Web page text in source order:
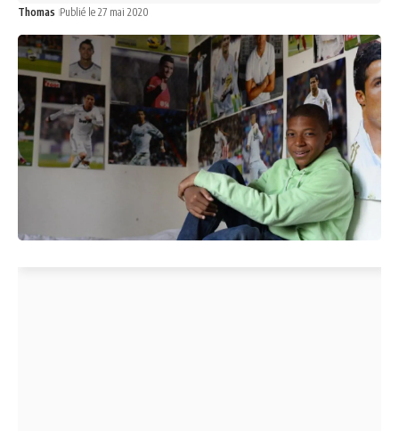
Thomas Publié le 27 mai 2020